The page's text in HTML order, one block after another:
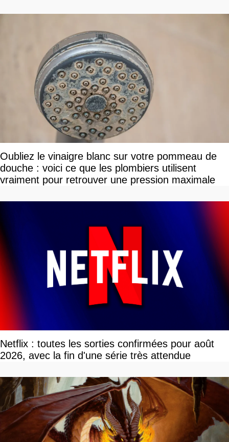
Oubliez le vinaigre blanc sur votre pommeau de
douche : voici ce que les plombiers utilisent
vraiment pour retrouver une pression maximale
Netflix : toutes les sorties confirmées pour août
2026, avec la fin d'une série très attendue